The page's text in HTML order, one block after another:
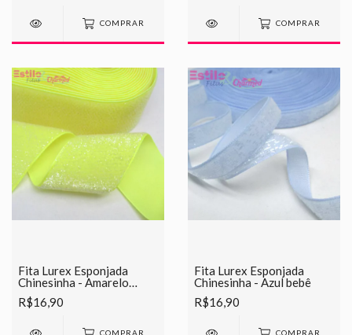
COMPRAR COMPRAR
Fita Lurex Esponjada
Chinesinha - Amarelo
Cítrico
R$16,90
Fita Lurex Esponjada
Chinesinha - Azul bebê
R$16,90